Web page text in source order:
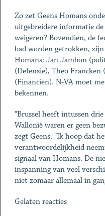
Zo zet Geens Homans
uitgebreidere informatie
weigeren? Bovendien, de
bad worden getrokken,
Homans: Jan Jambon
(Defensie), Theo
(Financiën). N-VA moet
bekennen.
"Brussel heeft intussen
Wallonië waren er geen
zegt Geens. "Ik hoop dat
verantwoordelijkheid
signaal van Homans. De
inspanning van veel
niet zomaar allemaal in
Gelaten reacties